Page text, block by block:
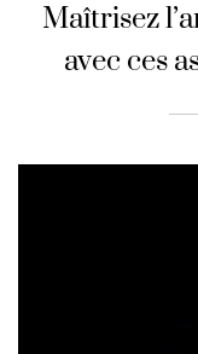
Maîtrisez
avec ces